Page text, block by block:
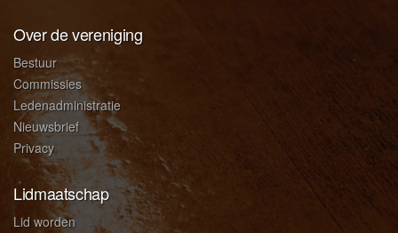
Over de vereniging
Bestuur
Commissies
Ledenadministratie
Nieuwsbrief
Privacy
Lidmaatschap
Lid worden